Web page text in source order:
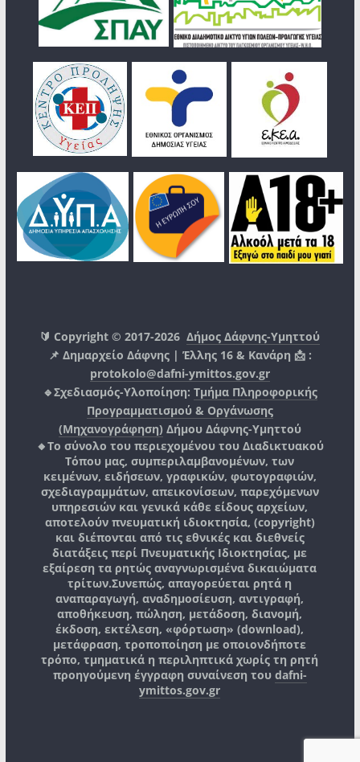
🔰 Copyright © 2017-2026Δήμος Δάφνης-Υμηττού
📌 Δημαρχείο Δάφνης | Έλλης 16 & Κανάρη 📩 :
protokolo@dafni-ymittos.gov.gr
🔹Σχεδιασμός-Υλοποίηση: Τμήμα Πληροφορικής
Προγραμματισμού & Οργάνωσης
(Μηχανογράφηση) Δήμου Δάφνης-Υμηττού
🔸Το σύνολο του περιεχομένου του Διαδικτυακού
Τόπου μας, συμπεριλαμβανομένων, των
κειμένων, ειδήσεων, γραφικών, φωτογραφιών,
σχεδιαγραμμάτων, απεικονίσεων, παρεχόμενων
υπηρεσιών και γενικά κάθε είδους αρχείων,
αποτελούν πνευματική ιδιοκτησία, (copyright)
και διέπονται από τις εθνικές και διεθνείς
διατάξεις περί Πνευματικής Ιδιοκτησίας, με
εξαίρεση τα ρητώς αναγνωρισμένα δικαιώματα
τρίτων.Συνεπώς, απαγορεύεται ρητά η
αναπαραγωγή, αναδημοσίευση, αντιγραφή,
αποθήκευση, πώληση, μετάδοση, διανομή,
έκδοση, εκτέλεση, «φόρτωση» (download),
μετάφραση, τροποποίηση με οποιονδήποτε
τρόπο, τμηματικά η περιληπτικά χωρίς τη ρητή
προηγούμενη έγγραφη συναίνεση του dafni-
ymittos.gov.gr